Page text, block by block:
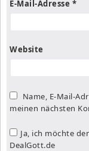
E-Mail-Adresse *
Website
Name, E-Mail-
meinen nächsten
Ja, ich möchte
DealGott.de